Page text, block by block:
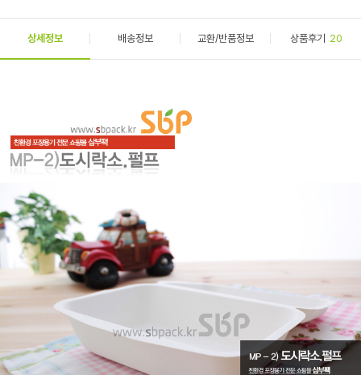
상세정보 배송정보 교환/반품정보 상품후기 20